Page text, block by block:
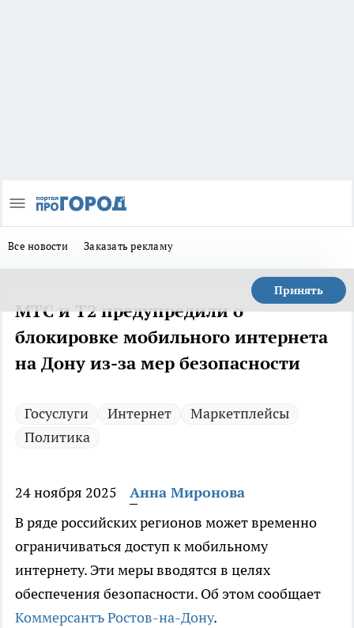
Все новости Заказать рекламу
Принять
МТС и Т2 предупредили о
блокировке мобильного интернета
на Дону из-за мер безопасности
Госуслуги Интернет
Маркетплейсы
Политика
24 ноября 2025
Анна Миронова
В ряде российских регионов может временно
ограничиваться доступ к мобильному
интернету. Эти меры вводятся в целях
обеспечения безопасности. Об этом сообщает
Коммерсантъ Ростов-на-Дону.